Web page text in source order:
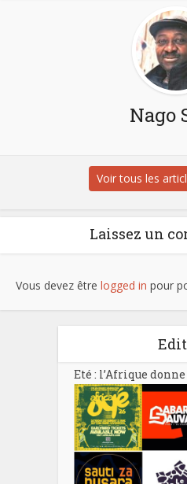
Nago
Voir tous les
Laissez un
Vous devez être logged in pour
Eté : l’Afrique